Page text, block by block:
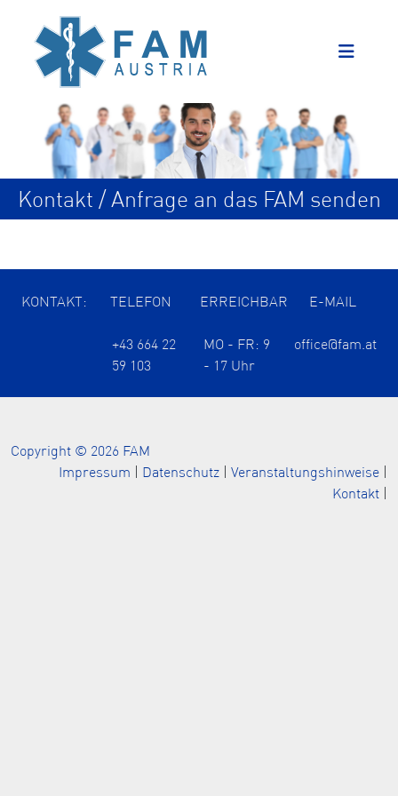
Kontakt / Anfrage an das FAM senden
KONTAKT: TELEFON ERREICHBAR E-MAIL
+43 664 22
59 103
MO - FR: 9
- 17 Uhr
office@fam.at
Copyright © 2026 FAM
Impressum
Datenschutz Veranstaltungshinweise
Kontakt